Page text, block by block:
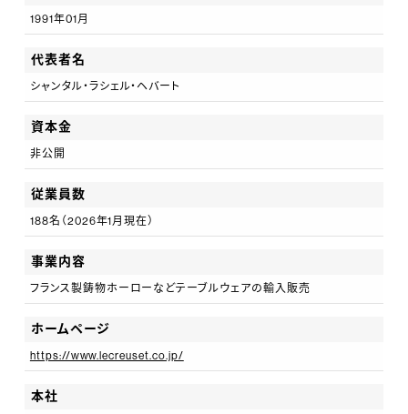
1991年01月
代表者名
シャンタル・ラシェル・ヘバート
資本金
非公開
従業員数
188名（2026年1月現在）
事業内容
フランス製鋳物ホーローなどテーブルウェアの輸入販売
ホームページ
https://www.lecreuset.co.jp/
本社